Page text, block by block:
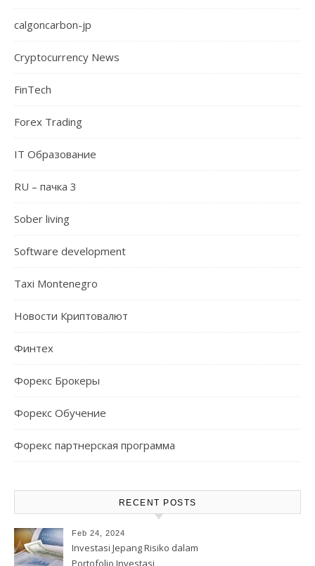
calgoncarbon-jp
Cryptocurrency News
FinTech
Forex Trading
IT Образование
RU – пачка 3
Sober living
Software development
Taxi Montenegro
Новости Криптовалют
Финтех
Форекс Брокеры
Форекс Обучение
Форекс партнерская программа
RECENT POSTS
Feb 24, 2024
Investasi Jepang Risiko dalam
Portofolio Investasi